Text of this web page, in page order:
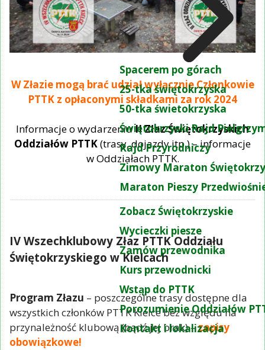
Spacerem po górach
25-tka świętokrzyska
50-tka świetokrzyska
Świętokrzyski Rajd
Rajd Przyrodniczy
Zimowy Maraton
Maraton Pieszy
Zobacz Świętokrzyskie
Wycieczki piesze
Zamów przewodnika
Kurs przewodnicki
Wstąp do PTTK
Porozumienie Oddziałów
Kontakt i lokalizacja
W Złazie mogą brać udział wyłącznie Członkowie
PTTK z opłaconymi składkami za rok 2024
Informacje o wydarzeniuII Złaz Świętokrzyskich
Oddziałów PTTK(trasy, dojazdy itp.) – informacje
w Oddziałach PTTK.
IV Wszechklubowy Złaz PTTK Oddziału
Świętokrzyskiego w Kielcach
Program Złazu – poszczególne trasy dostępne dla
wszystkich członków PTTK Kielce bez względu na
przynależność klubową (bądź jej brak) –zapisy
obowiązkowe!